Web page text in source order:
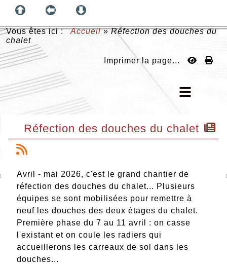
Vous êtes ici :Accueil»Réfection des douches du
chalet
Imprimer la page...
Réfection des douches du chalet
Avril - mai 2026, c'est le grand chantier de
réfection des douches du chalet... Plusieurs
équipes se sont mobilisées pour remettre à
neuf les douches des deux étages du chalet.
Première phase du 7 au 11 avril : on casse
l'existant et on coule les radiers qui
accueillerons les carreaux de sol dans les
douches...